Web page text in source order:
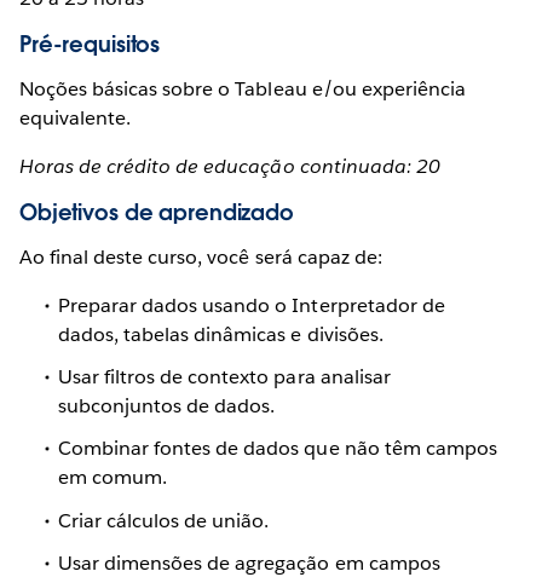
Pré-requisitos
Noções básicas sobre o Tableau e/ou experiência
equivalente.
Horas de crédito de educação continuada: 20
Objetivos de aprendizado
Ao final deste curso, você será capaz de:
Preparar dados usando o Interpretador de
dados, tabelas dinâmicas e divisões.
Usar filtros de contexto para analisar
subconjuntos de dados.
Combinar fontes de dados que não têm campos
em comum.
Criar cálculos de união.
Usar dimensões de agregação em campos